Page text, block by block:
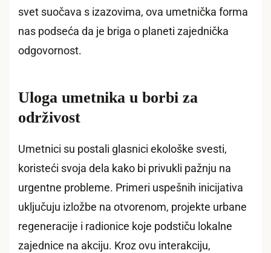
svet suočava s izazovima, ova umetnička forma
nas podseća da je briga o planeti zajednička
odgovornost.
Uloga umetnika u borbi za
održivost
Umetnici su postali glasnici ekološke svesti,
koristeći svoja dela kako bi privukli pažnju na
urgentne probleme. Primeri uspešnih inicijativa
uključuju izložbe na otvorenom, projekte urbane
regeneracije i radionice koje podstiču lokalne
zajednice na akciju. Kroz ovu interakciju,